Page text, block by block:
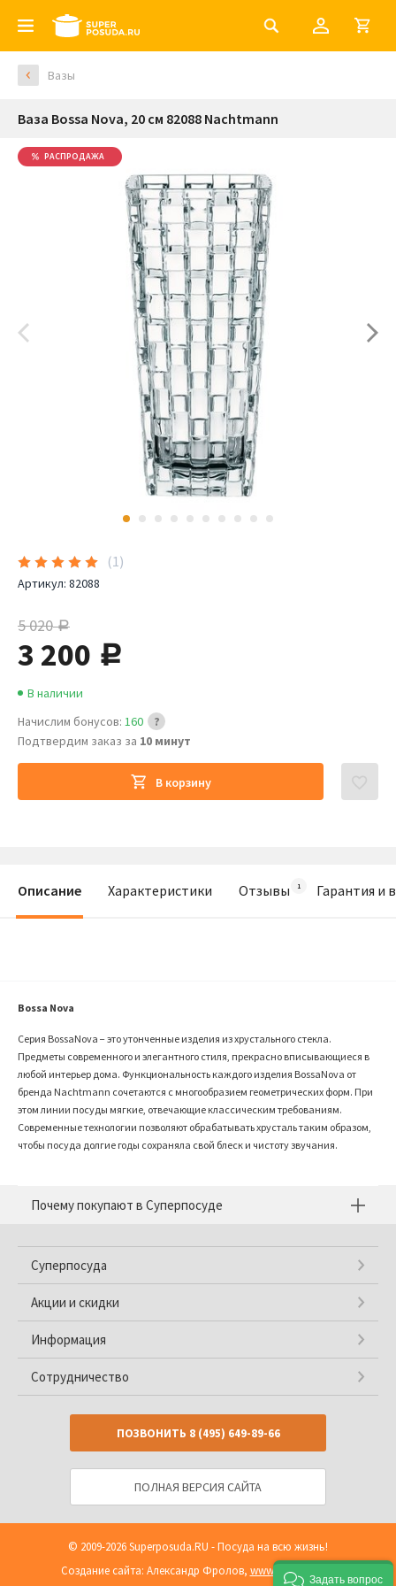
Вазы
Ваза Bossa Nova, 20 см 82088 Nachtmann
РАСПРОДАЖА
(1)
Артикул: 82088
5 020руб.
3 200 руб.
Начислим бонусов: 160
Подтвердим заказ за 10 минут
В наличии
В корзину
Описание Характеристики Отзывы Гарантия и
Bossa Nova
Серия BossaNova − это утонченные изделия из хрустального стекла.
Предметы современного и элегантного стиля, прекрасно вписывающиеся в
любой интерьер дома. Функциональность каждого изделия BossaNova от
бренда Nachtmann сочетаются с многообразием геометрических форм. При
этом линии посуды мягкие, отвечающие классическим требованиям.
Современные технологии позволяют обрабатывать хрусталь таким образом,
чтобы посуда долгие годы сохраняла свой блеск и чистоту звучания.
Почему покупают в Суперпосуде
Суперпосуда
Акции и скидки
Информация
Сотрудничество
ПОЗВОНИТЬ 8 (495) 649-89-66
ПОЛНАЯ ВЕРСИЯ САЙТА
© 2009-2026Superposuda.RU - Посуда на всю жизнь!
Создание сайта: Александр Фролов, www.shop2you.ru
Задать вопрос